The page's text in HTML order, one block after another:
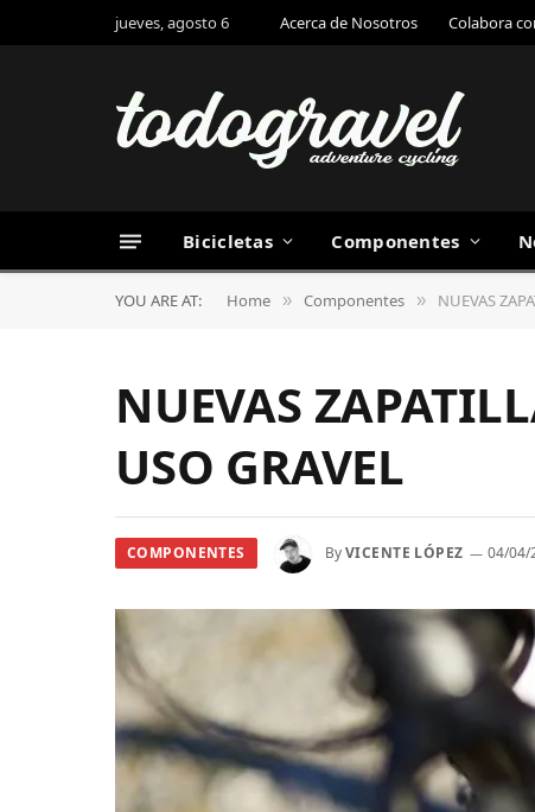
jueves, agosto 6 Acerca de Nosotros Colabora
Bicicletas Componentes
YOU ARE AT: Home » Componentes » NUEVAS
NUEVAS
USO GRAVEL
COMPONENTES ByVICENTE LÓPEZ 04/04/